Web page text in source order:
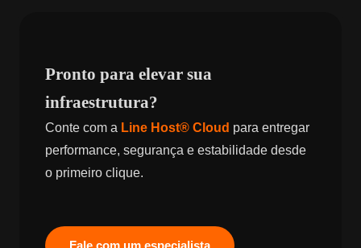
Pronto para elevar sua
infraestrutura?
Conte com a Line Host® Cloud para entregar
performance, segurança e estabilidade desde
o primeiro clique.